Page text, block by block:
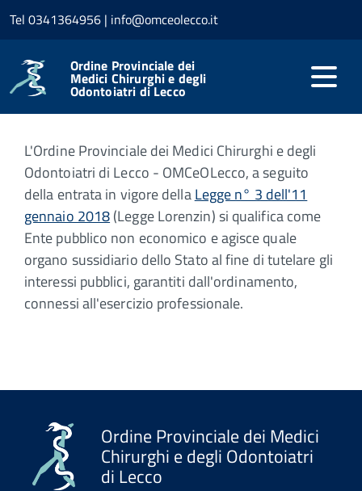
Tel 0341364956 | info@omceolecco.it
Ordine Provinciale dei
Medici Chirurghi e degli
Odontoiatri di Lecco
Home Ordine Chi siamo
Chi siamo
L'Ordine Provinciale dei Medici Chirurghi e degli
Odontoiatri di Lecco - OMCeOLecco, a seguito
della entrata in vigore dellaLegge n° 3 dell'11
gennaio 2018(Legge Lorenzin) si qualifica come
Ente pubblico non economico e agisce quale
organo sussidiario dello Stato al fine di tutelare gli
interessi pubblici, garantiti dall'ordinamento,
connessi all'esercizio professionale.
Ordine Provinciale dei Medici
Chirurghi e degli Odontoiatri
di Lecco